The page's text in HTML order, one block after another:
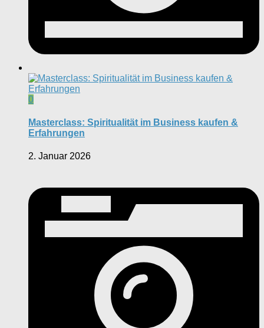
0
Masterclass: Spiritualität im Business kaufen &
Erfahrungen
2. Januar 2026